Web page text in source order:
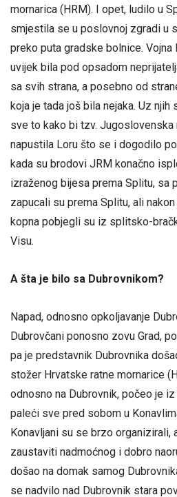
mornarica (HRM). I opet, ludilo u
smjestila se u poslovnoj zgradi u
preko puta gradske bolnice. Vojna
uvijek bila pod opsadom
sa svih strana, a posebno od
koja je tada još bila nejaka. Uz njih
sve to kako bi tzv. Jugoslovenska
napustila Loru što se i dogodilo
kada su brodovi JRM konačno
izraženog bijesa prema Splitu, sa
zapucali su prema Splitu, ali
kopna pobjegli su iz splitsko-
Visu.
A šta je bilo sa Dubrovnikom?
Napad, odnosno opkoljavanje
Dubrovčani ponosno zovu Grad,
pa je predstavnik Dubrovnika
stožer Hrvatske ratne mornarice
odnosno na Dubrovnik, počeo je
paleći sve pred sobom u
Konavljani su se brzo organizirali,
zaustaviti nadmoćnog i dobro
došao na domak samog
se nadvilo nad Dubrovnik stara